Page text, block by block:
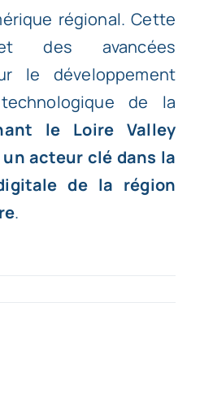
régional. Cette
des avancées
le développement
de la
le Loire Valley
un acteur clé dans la
de la région
.